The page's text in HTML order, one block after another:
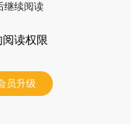
继续阅读
阅读权限
员升级